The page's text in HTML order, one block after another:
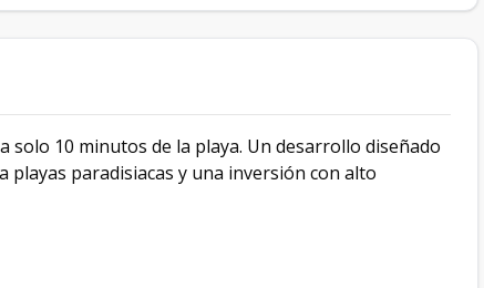
solo 10 minutos de la playa. Un desarrollo diseñado
playas paradisiacas y una inversión con alto